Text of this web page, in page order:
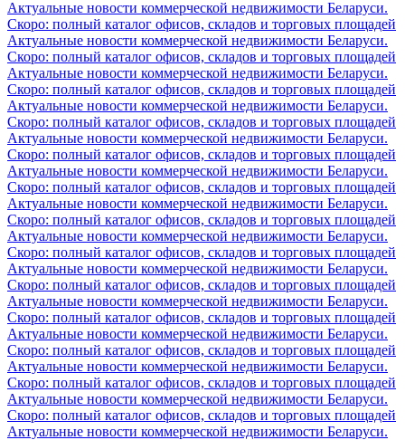
Актуальные новости коммерческой недвижимости Беларуси.
Скоро: полный каталог офисов, складов и торговых площадей
Актуальные новости коммерческой недвижимости Беларуси.
Скоро: полный каталог офисов, складов и торговых площадей
Актуальные новости коммерческой недвижимости Беларуси.
Скоро: полный каталог офисов, складов и торговых площадей
Актуальные новости коммерческой недвижимости Беларуси.
Скоро: полный каталог офисов, складов и торговых площадей
Актуальные новости коммерческой недвижимости Беларуси.
Скоро: полный каталог офисов, складов и торговых площадей
Актуальные новости коммерческой недвижимости Беларуси.
Скоро: полный каталог офисов, складов и торговых площадей
Актуальные новости коммерческой недвижимости Беларуси.
Скоро: полный каталог офисов, складов и торговых площадей
Актуальные новости коммерческой недвижимости Беларуси.
Скоро: полный каталог офисов, складов и торговых площадей
Актуальные новости коммерческой недвижимости Беларуси.
Скоро: полный каталог офисов, складов и торговых площадей
Актуальные новости коммерческой недвижимости Беларуси.
Скоро: полный каталог офисов, складов и торговых площадей
Актуальные новости коммерческой недвижимости Беларуси.
Скоро: полный каталог офисов, складов и торговых площадей
Актуальные новости коммерческой недвижимости Беларуси.
Скоро: полный каталог офисов, складов и торговых площадей
Актуальные новости коммерческой недвижимости Беларуси.
Скоро: полный каталог офисов, складов и торговых площадей
Актуальные новости коммерческой недвижимости Беларуси.